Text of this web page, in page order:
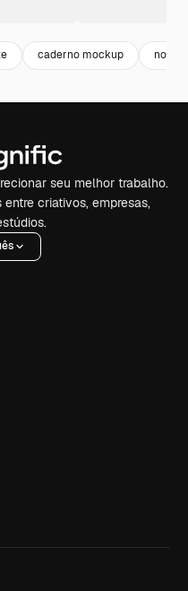
caderno mockup
seu melhor trabalho.
criativos, empresas,